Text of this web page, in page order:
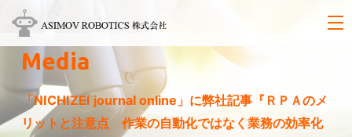
Media
「NICHIZEI journal online」に弊社記事『ＲＰＡのメ
リットと注意点 作業の自動化ではなく業務の効率化